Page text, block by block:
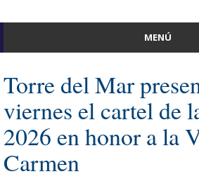
MENÚ
Torre del Mar
viernes el cartel de
2026 en honor a la
Carmen